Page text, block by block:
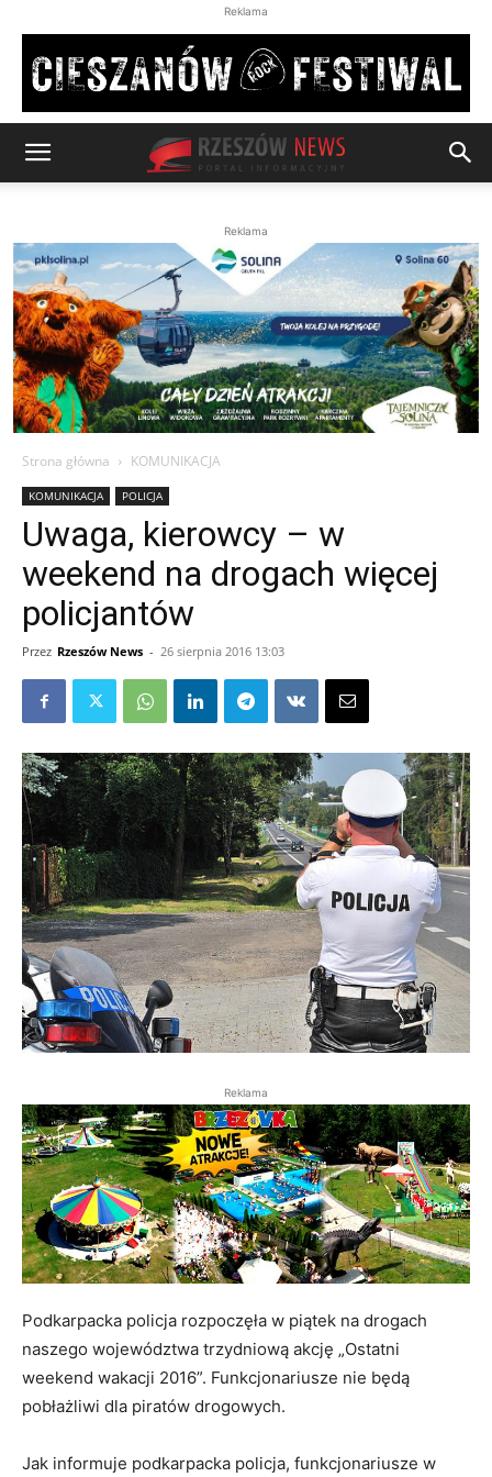
Reklama
Reklama
Strona główna KOMUNIKACJA
KOMUNIKACJA POLICJA
Uwaga, kierowcy – w
weekend na drogach więcej
policjantów
Przez Rzeszów News - 26 sierpnia 2016 13:03
Reklama
Podkarpacka policja rozpoczęła w piątek na drogach
naszego województwa trzydniową akcję „Ostatni
weekend wakacji 2016”. Funkcjonariusze nie będą
pobłażliwi dla piratów drogowych.
Jak informuje podkarpacka policja, funkcjonariusze w